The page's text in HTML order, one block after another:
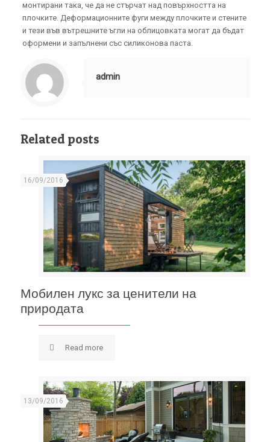
монтирани така, че да не стърчат над повърхността на
плочките. Деформационните фуги между плочките и стените
и тези във вътрешните ъгли на облицовката могат да бъдат
оформени и запълнени със силиконова паста.
admin
Related posts
16/09/2016
Мобилен лукс за ценители на
природата
Read more
13/09/2016